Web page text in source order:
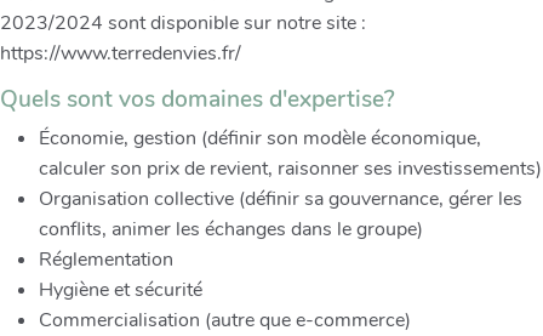
2023/2024 sont disponible sur notre site :
https://www.terredenvies.fr/
Quels sont vos domaines d'expertise?
Économie, gestion (définir son modèle économique,
calculer son prix de revient, raisonner ses investissements)
Organisation collective (définir sa gouvernance, gérer les
conflits, animer les échanges dans le groupe)
Réglementation
Hygiène et sécurité
Commercialisation (autre que e-commerce)